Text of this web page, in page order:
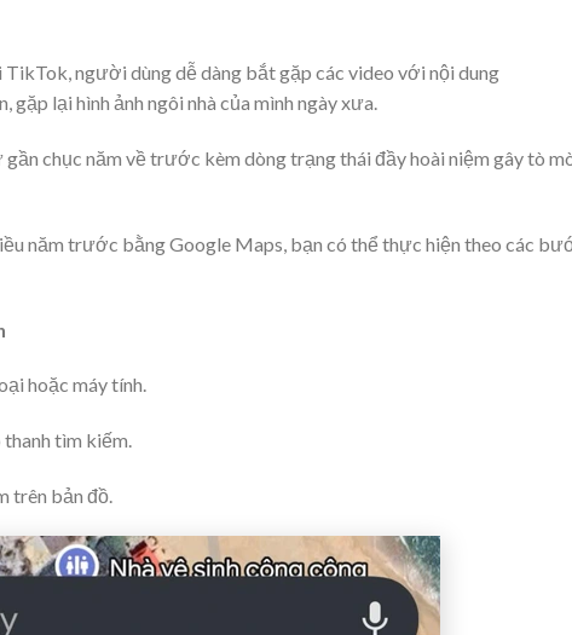
người dùng dễ dàng bắt gặp các video với nội dung
lại hình ảnh ngôi nhà của mình ngày xưa.
gần chục năm về trước kèm dòng trạng thái đầy hoài niệm gây tò
năm trước bằng Google Maps, bạn có thể thực hiện theo các
hoặc máy tính.
thanh tìm kiếm.
trên bản đồ.